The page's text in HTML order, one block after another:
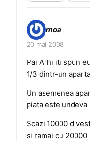
moa
20 mai 2008
Pai Arhi iti spun
1/3 dintr-un
Un asemenea
piata este
Scazi 10000
si ramai cu